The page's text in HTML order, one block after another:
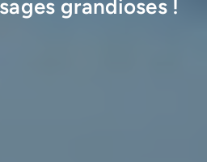
grandioses !